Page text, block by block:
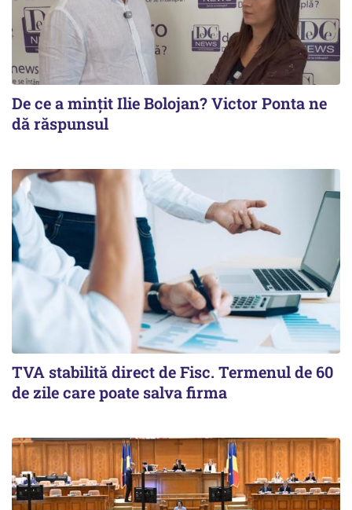
De ce a mințit Ilie Bolojan? Victor Ponta ne
dă răspunsul
TVA stabilită direct de Fisc. Termenul de 60
de zile care poate salva firma